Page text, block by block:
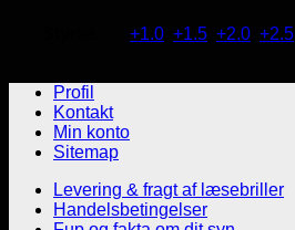
+1.0 +1.5 +2.0 +2.5
Profil
Kontakt
Min konto
Sitemap
Levering & fragt af læsebriller
Handelsbetingelser